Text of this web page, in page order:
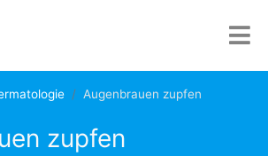
Augenbrauen zupfen
zupfen